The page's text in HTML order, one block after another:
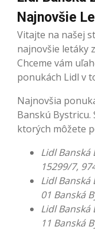
Najnovšie
Vitajte na našej
najnovšie letáky
Chceme vám
ponukách Lidl v
Najnovšia
Banskú
ktorých môžete
Lidl Banská
15299/7,
Lidl Banská
01 Banská
Lidl Banská
11 Banská